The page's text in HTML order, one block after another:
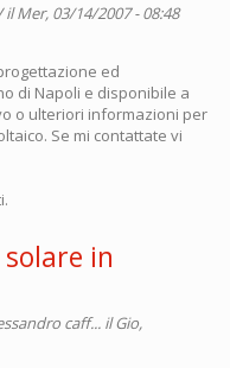
il Mer, 03/14/2007 - 08:48
ed
di Napoli e disponibile a
o ulteriori informazioni per
Se mi contattate vi
in
caff... il Gio,